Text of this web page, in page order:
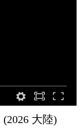
(2026 大陸)